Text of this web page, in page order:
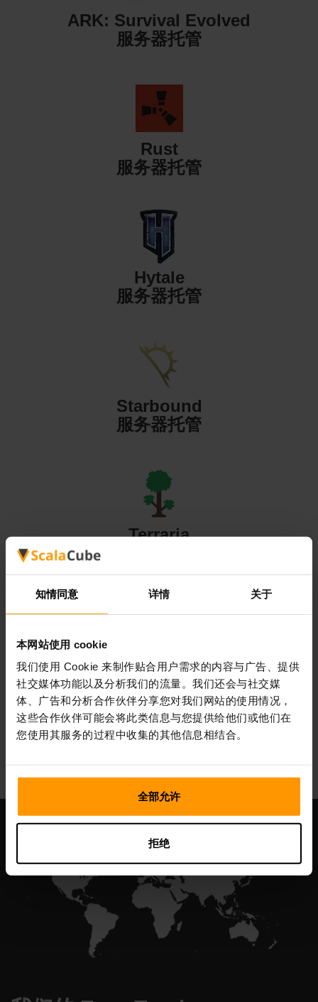
知情同意 详情 关于
本网站使用 cookie
我们使用 Cookie 来制作贴合用户需求的内容与广告、提供
社交媒体功能以及分析我们的流量。我们还会与社交媒
体、广告和分析合作伙伴分享您对我们网站的使用情况，
这些合作伙伴可能会将此类信息与您提供给他们或他们在
您使用其服务的过程中收集的其他信息相结合。
全部允许
拒绝
ARK: Survival Evolved
服务器托管
Rust
服务器托管
Hytale
服务器托管
Starbound
服务器托管
Terraria
Valheim
服务器托管
All Games